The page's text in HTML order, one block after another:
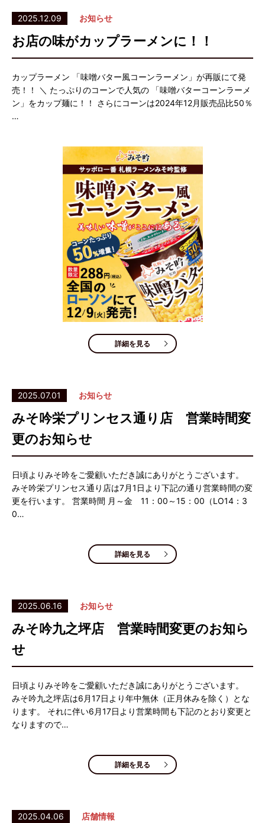
2025.12.09 お知らせ
お店の味がカップラーメンに！！
カップラーメン 「味噌バター風コーンラーメン」が再販にて発
売！！ ＼ たっぷりのコーンで人気の 「味噌バターコーンラーメ
ン」をカップ麺に！！ さらにコーンは2024年12月販売品比50％
…
詳細を見る
2025.07.01 お知らせ
みそ吟栄プリンセス通り店 営業時間変
更のお知らせ
日頃よりみそ吟をご愛顧いただき誠にありがとうございます。
みそ吟栄プリンセス通り店は7月1日より下記の通り営業時間の変
更を行います。 営業時間 月～金 11：00～15：00（LO14：3
0…
詳細を見る
2025.06.16 お知らせ
みそ吟九之坪店 営業時間変更のお知ら
せ
日頃よりみそ吟をご愛顧いただき誠にありがとうございます。
みそ吟九之坪店は6月17日より年中無休（正月休みを除く）とな
ります。 それに伴い6月17日より営業時間も下記のとおり変更と
なりますので…
詳細を見る
2025.04.06 店舗情報